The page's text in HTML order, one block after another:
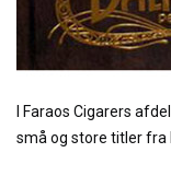
I Faraos Cigarers
små og store titler fra